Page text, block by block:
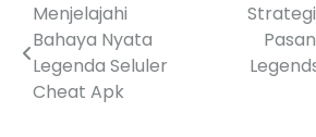
Post
navigation
Menjelajahi
Bahaya Nyata
Legenda Seluler
Cheat Apk